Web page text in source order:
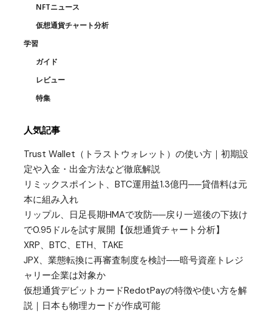
NFTニュース
仮想通貨チャート分析
学習
ガイド
レビュー
特集
人気記事
Trust Wallet（トラストウォレット）の使い方｜初期設
定や入金・出金方法など徹底解説
リミックスポイント、BTC運用益1.3億円──貸借料は元
本に組み入れ
リップル、日足長期HMAで攻防──戻り一巡後の下抜け
で0.95ドルを試す展開【仮想通貨チャート分析】
XRP、BTC、ETH、TAKE
JPX、業態転換に再審査制度を検討──暗号資産トレジ
ャリー企業は対象か
仮想通貨デビットカードRedotPayの特徴や使い方を解
説｜日本も物理カードが作成可能